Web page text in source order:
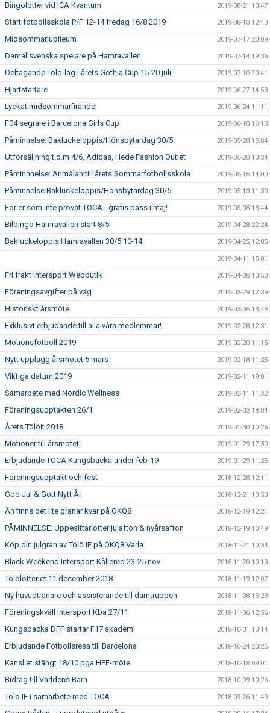
Bingolotter vid ICA Kvantum 2019-08-21 10:47
Start fotbollsskola P/F 12-14 fredag 16/8 2019 2019-08-13 12:40
Midsommarjubileum 2019-07-17 20:09
Damallsvenska spelare på Hamravallen 2019-07-14 19:36
Deltagande Tölö-lag i årets Gothia Cup 15-20 juli 2019-07-10 20:41
Hjärtstartare 2019-06-27 14:53
Lyckat midsommarfirande! 2019-06-24 11:11
F04 segrare i Barcelona Girls Cup 2019-06-10 16:13
Påminnelse: Bakluckeloppis/Hönsbytardag 30/5 2019-05-28 15:04
Utförsäljning t.o.m 4/6, Adidas, Hede Fashion Outlet 2019-05-20 13:34
Påminnnelse: Anmälan till årets Sommarfotbollsskola 2019-05-16 14:00
Påminnelse Bakluckeloppis/Hönsbytardag 30/5 2019-05-13 11:39
För er som inte provat TOCA - gratis pass i maj! 2019-05-08 13:44
Bilbingo Hamravallen start 8/5 2019-04-28 22:24
Bakluckeloppis Hamravallen 30/5 10-14 2019-04-25 12:05
2019-04-11 15:01
Fri frakt Intersport Webbutik 2019-04-08 13:50
Föreningsavgifter på väg 2019-03-29 12:39
Historiskt årsmöte 2019-03-06 13:48
Exklusivt erbjudande till alla våra medlemmar! 2019-02-28 12:31
Motionsfotboll 2019 2019-02-20 11:15
Nytt upplägg årsmötet 5 mars 2019-02-18 11:25
Viktiga datum 2019 2019-02-11 19:01
Samarbete med Nordic Wellness 2019-02-11 11:32
Föreningsupptakten 26/1 2019-02-03 18:04
Årets Tölöit 2018 2019-01-30 10:26
Motioner till årsmötet 2019-01-29 17:30
Erbjudande TOCA Kungsbacka under feb-19 2019-01-29 11:25
Föreningsupptakt och fest 2018-12-28 12:11
God Jul & Gott Nytt År 2018-12-21 10:50
Än finns det lite granar kvar på OKQ8 2018-12-19 12:21
PÅMINNELSE: Uppesittarlotter julafton & nyårsafton 2018-12-19 10:49
Köp din julgran av Tölö IF på OKQ8 Varla 2018-11-21 10:34
Black Weekend Intersport Kållered 23-25 nov 2018-11-20 10:13
Tölölotteriet 11 december 2018 2018-11-19 12:07
Ny huvudtränare och assisterande till damtruppen 2018-11-08 13:23
Föreningskväll Intersport Kba 27/11 2018-11-06 12:56
Kungsbacka DFF startar F17 akademi 2018-10-31 13:14
Erbjudande Fotbollsresa till Barcelona 2018-10-24 23:26
Kansliet stängt 18/10 pga HFF-möte 2018-10-18 09:01
Bidrag till Världens Barn 2018-10-09 10:26
Tölö IF i samarbete med TOCA 2018-09-26 11:49